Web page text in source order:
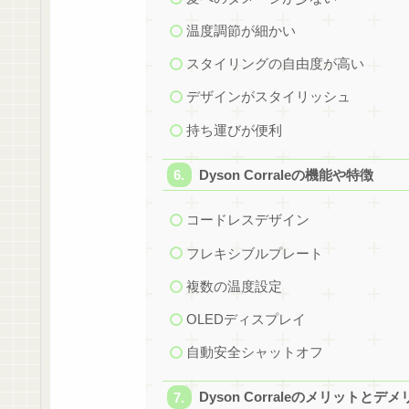
温度調節が細かい
スタイリングの自由度が高い
デザインがスタイリッシュ
持ち運びが便利
Dyson Corraleの機能や特徴
コードレスデザイン
フレキシブルプレート
複数の温度設定
OLEDディスプレイ
自動安全シャットオフ
Dyson Corraleのメリットとデメ